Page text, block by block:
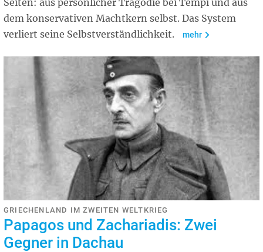
dem konservativen Machtkern selbst. Das System
verliert seine Selbstverständlichkeit.
mehr
GRIECHENLAND IM ZWEITEN WELTKRIEG
Papagos und Zachariadis: Zwei
Gegner in Dachau